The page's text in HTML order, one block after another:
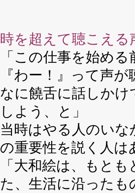
時を超えて聴こえる
「この仕事を始め
『わー！』って声
なに饒舌に話しか
しよう、と」
当時はやる人のい
の重要性を説く人
「大和絵は、もと
た、生活に沿った